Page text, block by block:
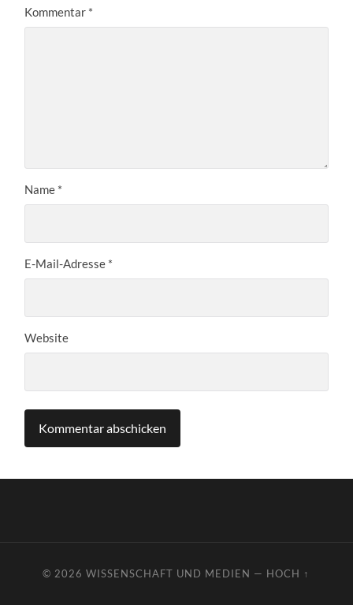
Kommentar *
Name *
E-Mail-Adresse *
Website
© 2026WISSENSCHAFT UND MEDIEN — HOCH ↑